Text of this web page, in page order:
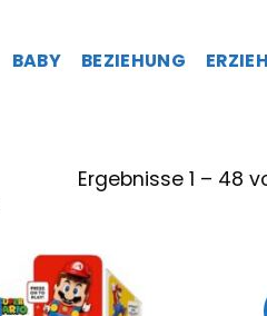
BABY BEZIEHUNG
Ergebnisse 1 – 48